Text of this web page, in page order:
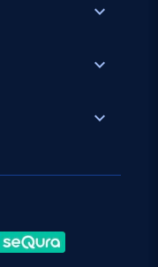
expand_more
expand_more
expand_more